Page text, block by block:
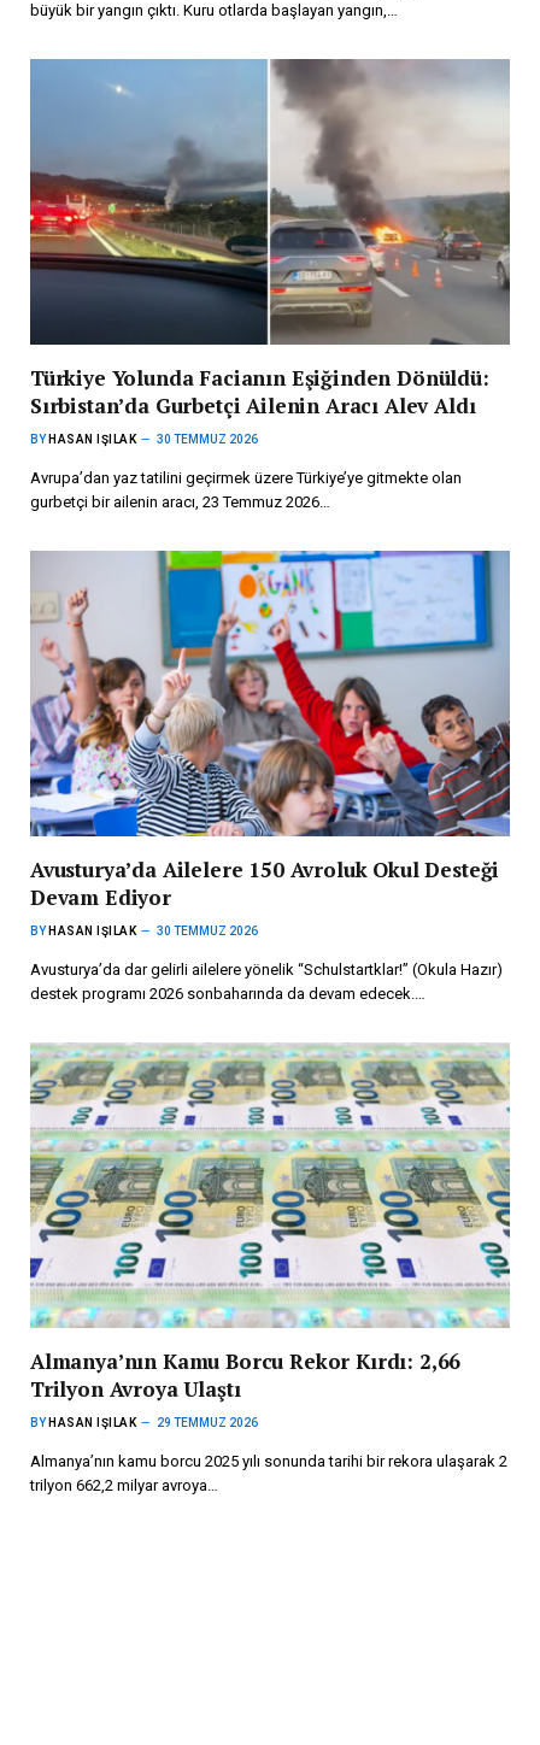
büyük bir yangın çıktı. Kuru otlarda başlayan yangın,…
Türkiye Yolunda Facianın Eşiğinden Dönüldü:
Sırbistan’da Gurbetçi Ailenin Aracı Alev Aldı
BY HASAN IŞILAK 30 TEMMUZ 2026
Avrupa’dan yaz tatilini geçirmek üzere Türkiye’ye gitmekte olan
gurbetçi bir ailenin aracı, 23 Temmuz 2026…
Avusturya’da Ailelere 150 Avroluk Okul Desteği
Devam Ediyor
BY HASAN IŞILAK 30 TEMMUZ 2026
Avusturya’da dar gelirli ailelere yönelik “Schulstartklar!” (Okula Hazır)
destek programı 2026 sonbaharında da devam edecek.…
Almanya’nın Kamu Borcu Rekor Kırdı: 2,66
Trilyon Avroya Ulaştı
BY HASAN IŞILAK 29 TEMMUZ 2026
Almanya’nın kamu borcu 2025 yılı sonunda tarihi bir rekora ulaşarak 2
trilyon 662,2 milyar avroya…